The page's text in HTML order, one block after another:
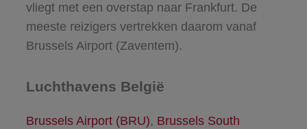
vliegt met een overstap naar Frankfurt. De
meeste reizigers vertrekken daarom vanaf
Brussels Airport (Zaventem).
Luchthavens België
Brussels Airport (BRU), Brussels South